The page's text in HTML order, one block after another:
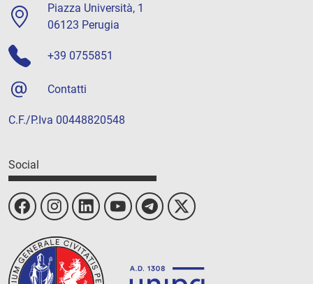
Piazza Università, 1
06123 Perugia
+39 0755851
Contatti
C.F./P.Iva 00448820548
Social